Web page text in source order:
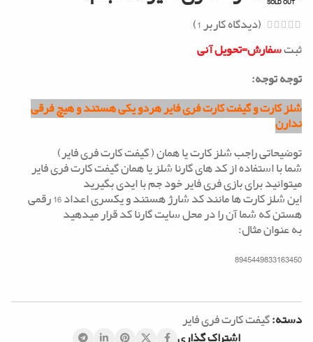
(دیدگاه کاربر1
)
ثبتسفارش=تحویل آنی
توجه توجه:
شلز کارت و گیفت کارت فری فایر هردو یکی هستند و هیچ فرقی
ندارن
توضیحاتی راجب شلز کارت یا همان ( گیفت کارت فری فایر)
شما با استفاده از کد های گارنا شلز یا همان گیفت کارت فری فایر
میتوانید برای بازی فری فایر خود جم‌ با ایدی بگیرید
این شلز کارت ها مانند کد شارژ هستند و یکسری اعداد 16 رقمی
هستن که شما آن را در محل سایت گارنا کد قرار میدهید
به عنوان مثال:
8945449833163450
دسته:گیفت کارت فری فایر
اشتراک گذاری